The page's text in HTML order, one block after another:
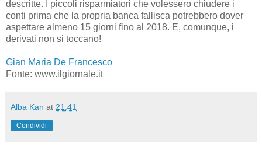
descritte. I piccoli risparmiatori che volessero chiudere i
conti prima che la propria banca fallisca potrebbero dover
aspettare almeno 15 giorni fino al 2018. E, comunque, i
derivati non si toccano!
Gian Maria De Francesco
Fonte: www.ilgiornale.it
Alba Kan at 21:41
Condividi